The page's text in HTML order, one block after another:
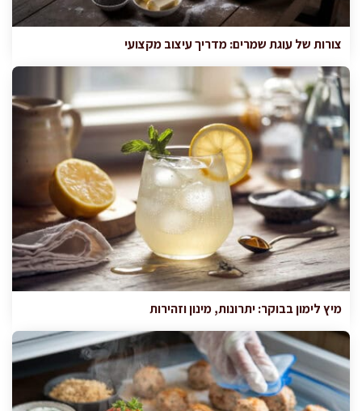
צורות של עוגת שמרים: מדריך עיצוב מקצועי
מיץ לימון בבוקר: יתרונות, מינון וזהירות